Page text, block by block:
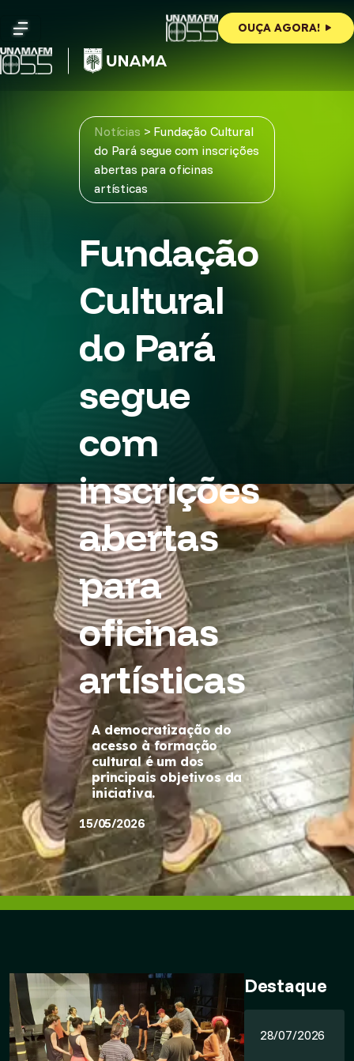
content
OUÇA AGORA!
Notícias > Fundação Cultural
do Pará segue com inscrições
abertas para oficinas
artísticas
Fundação
Cultural
do Pará
segue
com
inscrições
abertas
para
oficinas
artísticas
A democratização do
acesso à formação
cultural é um dos
principais objetivos da
iniciativa.
15/05/2026
Destaque
28/07/2026